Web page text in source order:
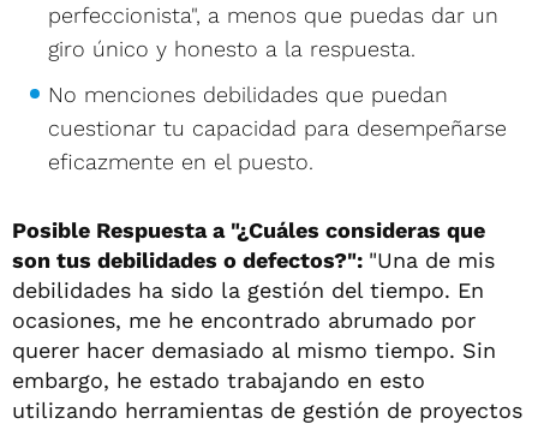
perfeccionista", a menos que puedas dar un
giro único y honesto a la respuesta.
No menciones debilidades que puedan
cuestionar tu capacidad para desempeñarse
eficazmente en el puesto.
Posible Respuesta a "¿Cuáles consideras que
son tus debilidades o defectos?": "Una de mis
debilidades ha sido la gestión del tiempo. En
ocasiones, me he encontrado abrumado por
querer hacer demasiado al mismo tiempo. Sin
embargo, he estado trabajando en esto
utilizando herramientas de gestión de proyectos